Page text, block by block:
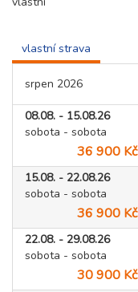
vlastní strava
srpen 2026
08.08. - 15.08.26
sobota - sobota
36 900 Kč
15.08. - 22.08.26
sobota - sobota
36 900 Kč
22.08. - 29.08.26
sobota - sobota
30 900 Kč